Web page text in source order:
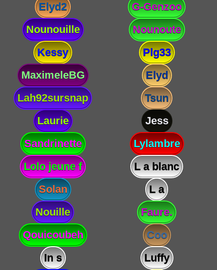
Elyd2
G-Genzoo
Nounouille
Nounoute
Kessy
Plg33
MaximeleBG
Elyd
Lah92sursnap
Tsun
Laurie
Jess
Sandrinette
Lylambre
Lolo jeune f
L a blanc
Solan
L a
Nouille
Faure.
Qouicoubeh
Coo
In s
Luffy